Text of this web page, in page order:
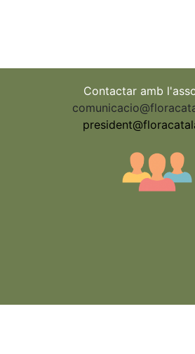
Contactar amb